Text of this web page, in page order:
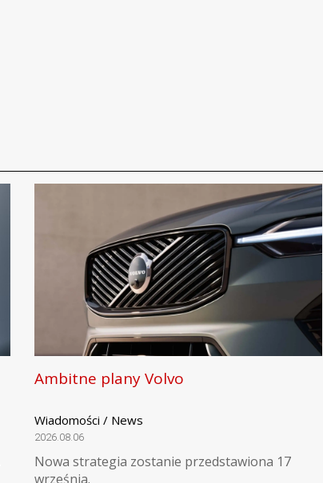
Ambitne plany Volvo
Wiadomości / News
2026.08.06
Nowa strategia zostanie przedstawiona 17
września.